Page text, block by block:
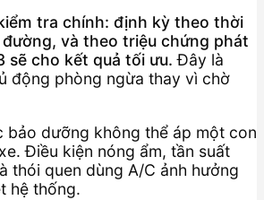
tra chính: định kỳ theo thời
và theo triệu chứng phát
sẽ cho kết quả tối ưu. Đây là
động phòng ngừa thay vì chờ
bảo dưỡng không thể áp một con
Điều kiện nóng ẩm, tần suất
thói quen dùng A/C ảnh hưởng
hệ thống.